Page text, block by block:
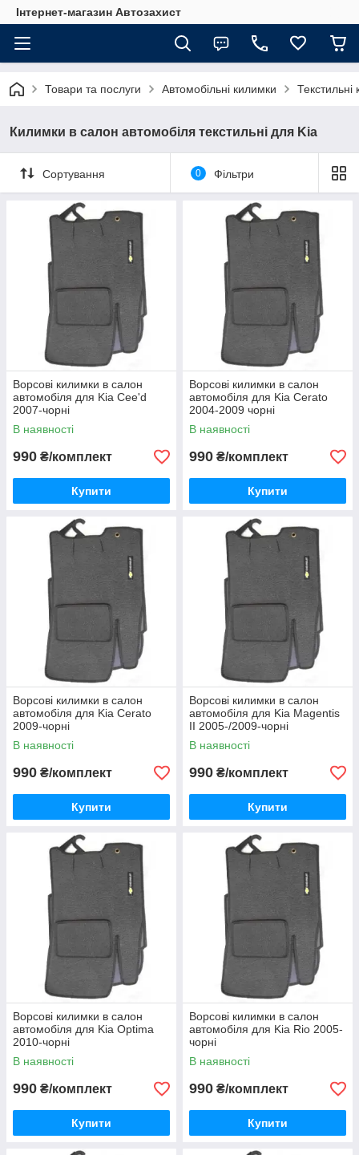
Інтернет-магазин Автозахист
Товари та послуги Автомобільні килимки
Килимки в салон автомобіля текстильні для Kia
Сортування 0 Фільтри
Ворсові килимки в салон
автомобіля для Kia Cee'd
2007-чорні
В наявності
990 ₴/комплект
Купити
Ворсові килимки в салон
автомобіля для Kia Cerato
2004-2009 чорні
В наявності
990 ₴/комплект
Купити
Ворсові килимки в салон
автомобіля для Kia Cerato
2009-чорні
В наявності
990 ₴/комплект
Купити
Ворсові килимки в салон
автомобіля для Kia Magentis
II 2005-/2009-чорні
В наявності
990 ₴/комплект
Купити
Ворсові килимки в салон
автомобіля для Kia Optima
2010-чорні
В наявності
990 ₴/комплект
Купити
Ворсові килимки в салон
автомобіля для Kia Rio 2005-
чорні
В наявності
990 ₴/комплект
Купити